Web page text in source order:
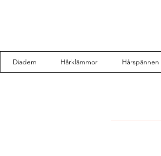
Diadem Hårklämmor Hårspännen